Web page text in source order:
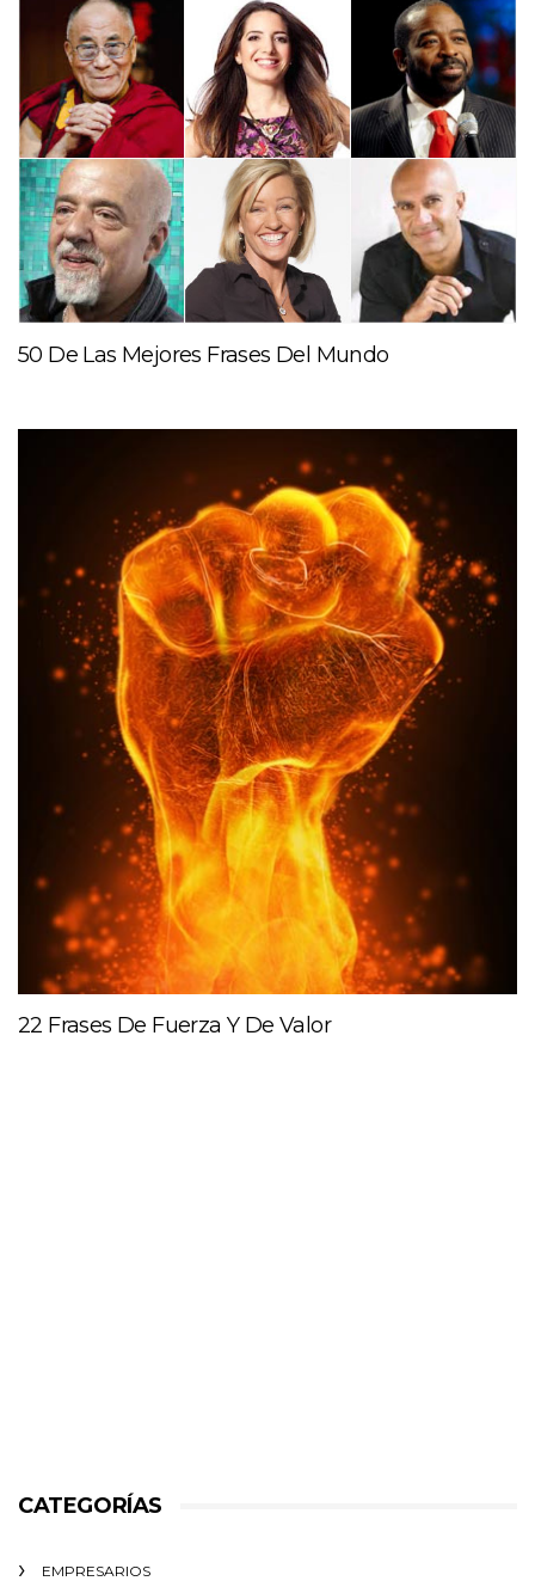
50 De Las Mejores Frases Del Mundo
22 Frases De Fuerza Y De Valor
CATEGORÍAS
EMPRESARIOS